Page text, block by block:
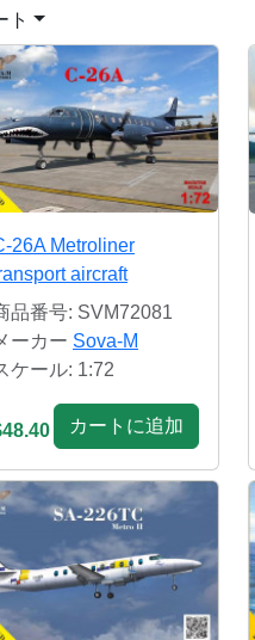
ト
26A Metroliner
aircraft
品番号: SVM72081
ーカー Sova-M
ケール: 1:72
カートに追加